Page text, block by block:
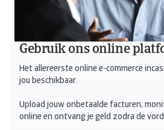
Gebruik ons online
Het allereerste online e-commerce
jou beschikbaar.
Upload jouw onbetaalde facturen,
online en ontvang je geld zodra de